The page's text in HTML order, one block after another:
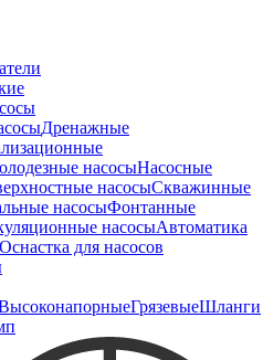
Дренажные
насосыНасосные
насосыСкважинные
насосыФонтанные
насосыАвтоматика
Оснастка для насосов
ГрязевыеШланги